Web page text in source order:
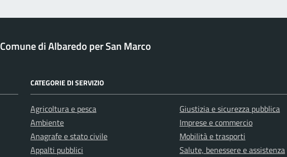
Comune di Albaredo per San Marco
CATEGORIE DI SERVIZIO
Agricoltura e pesca
Ambiente
Anagrafe e stato civile
Appalti pubblici
Giustizia e sicurezza pubblica
Imprese e commercio
Mobilità e trasporti
Salute, benessere e assistenza